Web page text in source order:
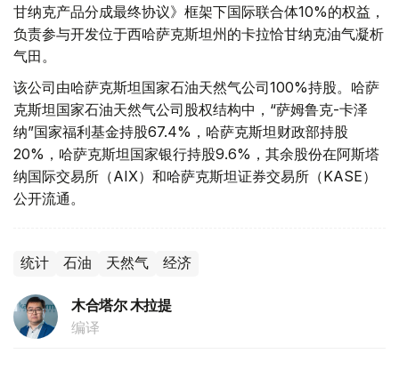
甘纳克产品分成最终协议》框架下国际联合体10%的权益，
负责参与开发位于西哈萨克斯坦州的卡拉恰甘纳克油气凝析
气田。
该公司由哈萨克斯坦国家石油天然气公司100%持股。哈萨
克斯坦国家石油天然气公司股权结构中，“萨姆鲁克-卡泽
纳”国家福利基金持股67.4%，哈萨克斯坦财政部持股
20%，哈萨克斯坦国家银行持股9.6%，其余股份在阿斯塔
纳国际交易所（AIX）和哈萨克斯坦证券交易所（KASE）
公开流通。
统计 石油 天然气 经济
木合塔尔 木拉提
编译